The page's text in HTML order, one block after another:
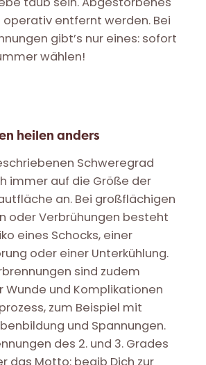
entfernt werden. Bei
gibt’s nur eines: sofort
wählen!
heilen anders
Schweregrad
immer auf die Größe der
an. Bei großflächigen
oder Verbrühungen besteht
eines Schocks, einer
oder einer Unterkühlung.
sind zudem
Wunde und Komplikationen
zum Beispiel mit
und Spannungen.
des 2. und 3. Grades